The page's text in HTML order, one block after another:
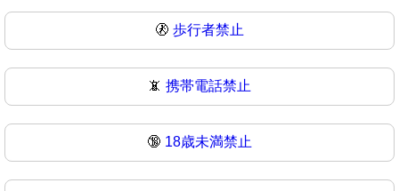
🚷 歩行者禁止
📵 携帯電話禁止
🔞 18歳未満禁止